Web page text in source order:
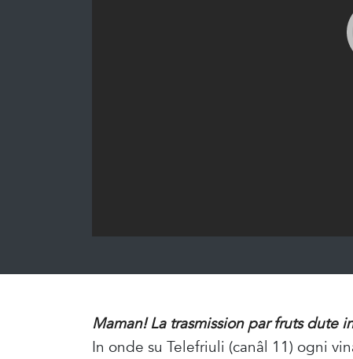
Maman! La trasmission par fruts dute
In onde su Telefriuli (canâl 11) ogni